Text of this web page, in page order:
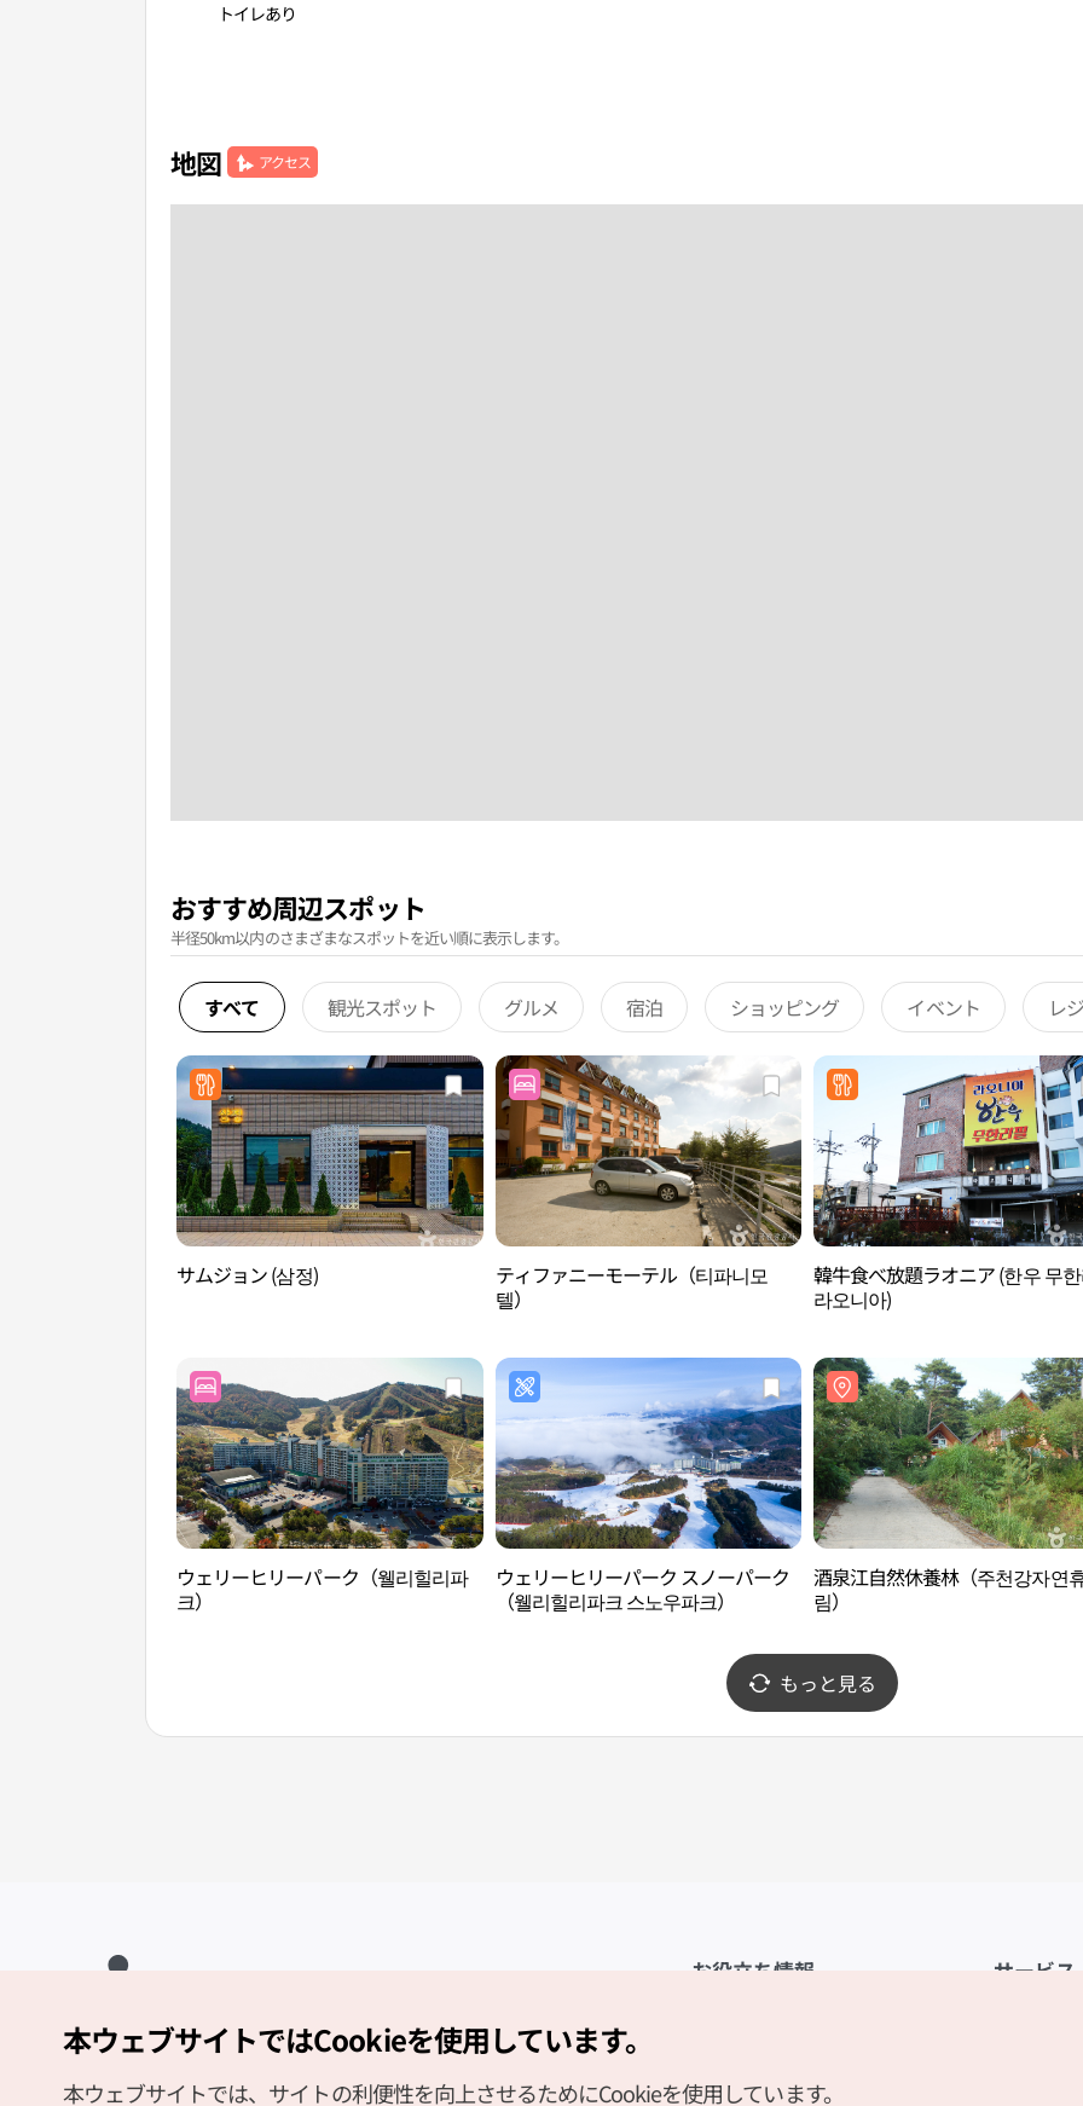
トイレあり
地図 アクセス
おすすめ周辺スポット
半径50km以内のさまざまなスポットを近い順に表示します。
すべて 観光スポット グルメ 宿泊 ショッピング イベント レ
サムジョン (삼정)
ティファニーモーテル（티파니모
텔）
韓牛食べ放題ラオニア (한우 무
라오니아)
ウェリーヒリーパーク（웰리힐리파
크）
ウェリーヒリーパーク スノーパーク
（웰리힐리파크 스노우파크）
酒泉江自然休養林（주천강자연
림）
もっと見る
お役立ち情報
観光資料ダウンロード
サービス
Copyright (c) Korea Tourism Organization All Rights Reserved.
サイトエラー報告
公式メール
本ウェブサイトではCookieを使用しています。
本ウェブサイトでは、サイトの利便性を向上させるためにCookieを使用しています。